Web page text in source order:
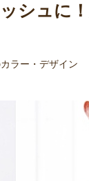
シュに
ラー・デザイン